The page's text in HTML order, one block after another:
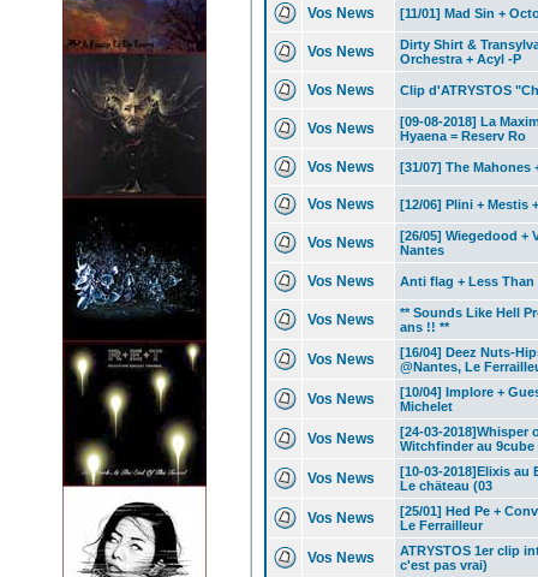
Vos News [11/01] Mad Sin +
Vos News
Dirty Shirt &
Orchestra + Acyl -P
Vos News Clip d'ATRYSTOS
Vos News
[09-08-2018] La
Hyaena = Reserv Ro
Vos News [31/07] The Mahones
Vos News [12/06] Plini + Mestis
Vos News
[26/05] Wiegedood +
Nantes
Vos News Anti flag + Less Than
Vos News
** Sounds Like Hell
ans !! **
Vos News
[16/04] Deez Nuts-
@Nantes, Le
Vos News
[10/04] Implore +
Michelet
Vos News
[24-03-2018]Whisper
Witchfinder au 9cube
Vos News
[10-03-2018]Elixis au
Le chäteau (03
Vos News
[25/01] Hed Pe +
Le Ferrailleur
Vos News
ATRYSTOS 1er clip
c'est pas vrai)